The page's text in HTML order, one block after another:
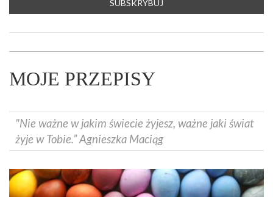
MOJE PRZEPISY
"Nie ważne w jakim świecie żyjesz, ważne jaki świat
żyje w Tobie.” Agnieszka Maciąg